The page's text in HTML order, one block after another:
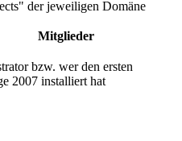
der jeweiligen Domäne
Mitglieder
bzw. wer den ersten
2007 installiert hat